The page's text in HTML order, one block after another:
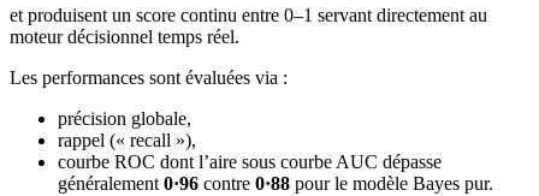
et produisent un score continu entre 0–1 servant directement au
moteur décisionnel temps réel.
Les performances sont évaluées via :
précision globale,
rappel (« recall »),
courbe ROC dont l’aire sous courbe AUC dépasse
généralement 0·96 contre 0·88 pour le modèle Bayes pur.